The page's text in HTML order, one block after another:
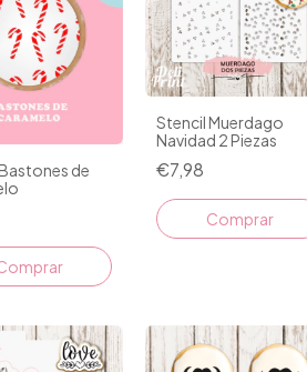
de
Stencil Muerdago
Navidad 2 Piezas
€7,98